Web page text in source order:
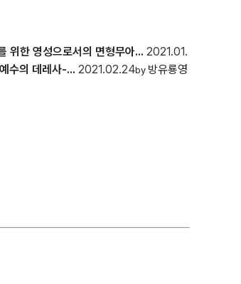
위한 영성으로서의 면형무아... 2021.01.
수의 데레사-... 2021.02.24by 방유룡영